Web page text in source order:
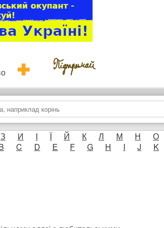
З И І Ї Й К Л М Н О
C D E F G H I J K